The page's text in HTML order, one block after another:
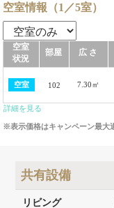
空室情報（1／5室）
空室
状況
部屋 広 さ
空室 102 7.30㎡
詳細を見る
※表示価格はキャンペーン最大
共有設備
リビング